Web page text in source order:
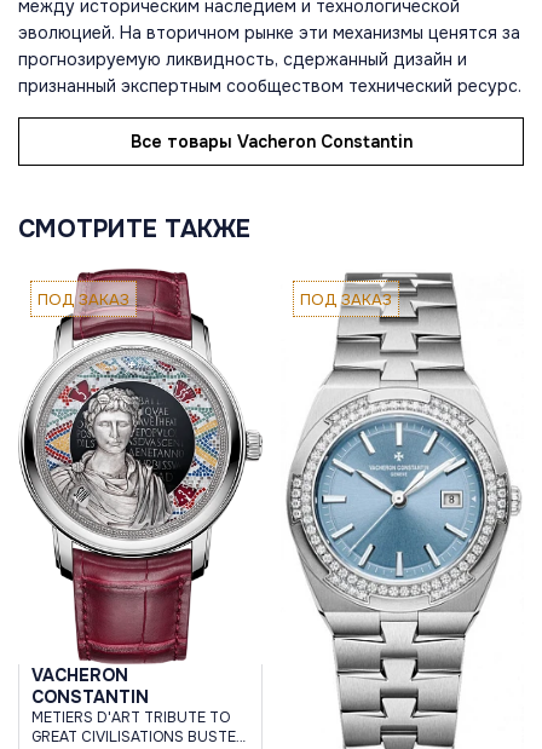
между историческим наследием и технологической
эволюцией. На вторичном рынке эти механизмы ценятся за
прогнозируемую ликвидность, сдержанный дизайн и
признанный экспертным сообществом технический ресурс.
Все товары Vacheron Constantin
СМОТРИТЕ ТАКЖЕ
ПОД ЗАКАЗ
VACHERON
CONSTANTIN
METIERS D'ART TRIBUTE TO
GREAT CIVILISATIONS BUSTE
ПОД ЗАКАЗ